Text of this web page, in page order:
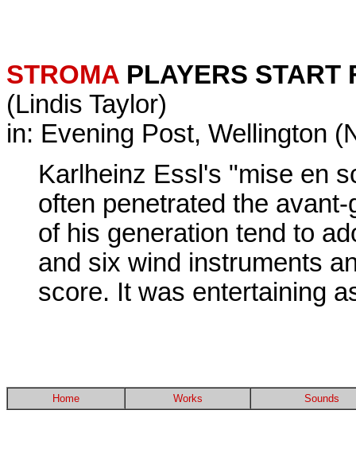
STROMA PLAYERS START
(Lindis Taylor)
in: Evening Post, Wellington
Karlheinz Essl's "mise en
often penetrated the
of his generation tend to
and six wind instruments
score. It was entertaining
Home Works Sounds